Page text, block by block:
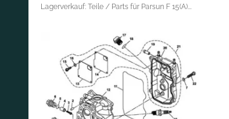
Lagerverkauf: Teile / Parts für Parsun F 15(A)...